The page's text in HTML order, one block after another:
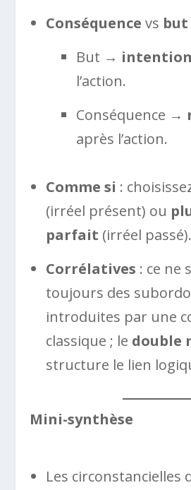
Conséquence vs but
But → intention
l’action.
Conséquence →
après l’action.
Comme si :
(irréel présent) ou
parfait (irréel passé).
Corrélatives : ce ne
toujours des
introduites par une
classique ; le double
structure le lien
Mini-synthèse
Les circonstancielles